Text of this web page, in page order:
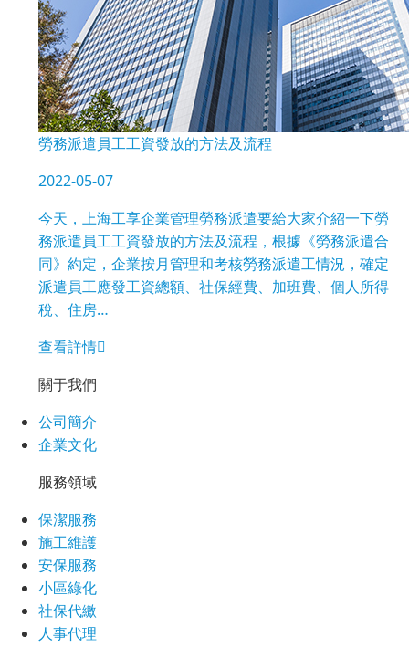
勞務派遣員工工資發放的方法及流程
2022-05-07
今天，上海工享企業管理勞務派遣要給大家介紹一下勞
務派遣員工工資發放的方法及流程，根據《勞務派遣合
同》約定，企業按月管理和考核勞務派遣工情況，確定
派遣員工應發工資總額、社保經費、加班費、個人所得
稅、住房…
查看詳情
關于我們
公司簡介
企業文化
服務領域
保潔服務
施工維護
安保服務
小區綠化
社保代繳
人事代理